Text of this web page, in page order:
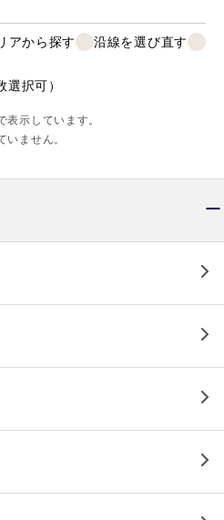
アから探す 沿線を選び直す
択可）
示しています。
ません。